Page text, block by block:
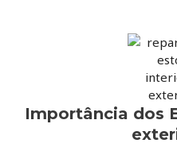
Importância dos